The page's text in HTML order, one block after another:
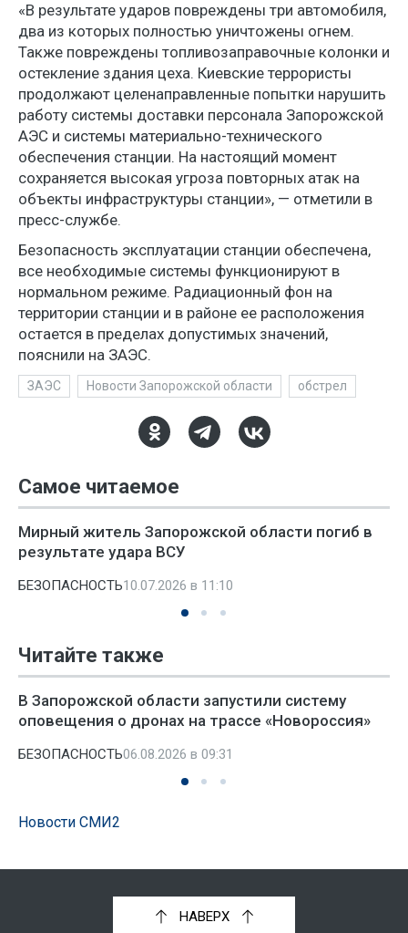
«В результате ударов повреждены три автомобиля,
два из которых полностью уничтожены огнем.
Также повреждены топливозаправочные колонки и
остекление здания цеха. Киевские террористы
продолжают целенаправленные попытки нарушить
работу системы доставки персонала Запорожской
АЭС и системы материально-технического
обеспечения станции. На настоящий момент
сохраняется высокая угроза повторных атак на
объекты инфраструктуры станции», — отметили в
пресс-службе.
Безопасность эксплуатации станции обеспечена,
все необходимые системы функционируют в
нормальном режиме. Радиационный фон на
территории станции и в районе ее расположения
остается в пределах допустимых значений,
пояснили на ЗАЭС.
ЗАЭС Новости Запорожской области обстрел
Самое читаемое
Мирный житель Запорожской области погиб в
результате удара ВСУ
БЕЗОПАСНОСТЬ10.07.2026 в 11:10
Читайте также
В Запорожской области запустили систему
оповещения о дронах на трассе «Новороссия»
БЕЗОПАСНОСТЬ06.08.2026 в 09:31
Новости СМИ2
НАВЕРХ